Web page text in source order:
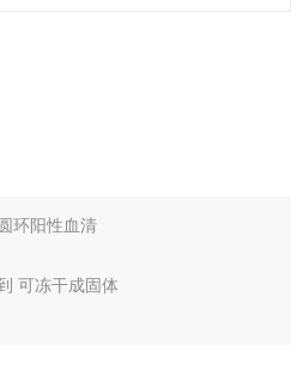
环阳性血清
可冻干成固体